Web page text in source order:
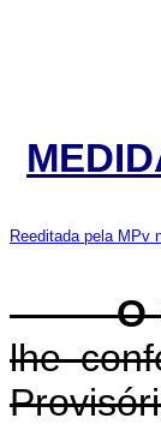
Reeditada pela MPv
O
lhe